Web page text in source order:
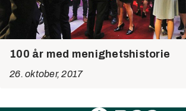
100 år med menighetshistorie
26. oktober, 2017